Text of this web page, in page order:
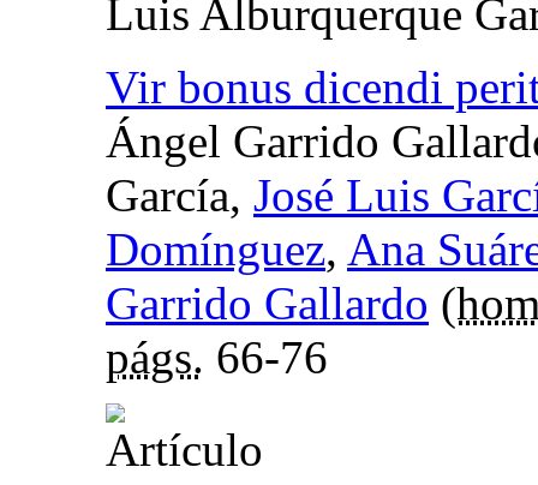
Luis Alburquerque
Vir bonus dicendi
Ángel Garrido
García, José Luis
Domínguez, Ana
Garrido Gallardo (
págs. 66-76